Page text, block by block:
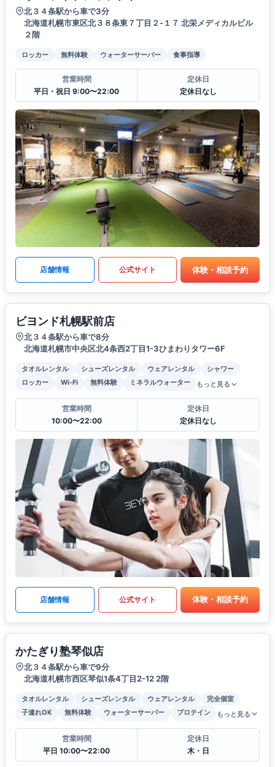
北３４条駅から車で3分
北海道札幌市東区北３８条東７丁目２-１７ 北栄メディカルビル
２階
ロッカー 無料体験 ウォーターサーバー 食事指導
営業時間
平日・祝日 9:00〜22:00
定休日
定休日なし
店舗情報 公式サイト 体験・相談予約
ビヨンド札幌駅前店
北３４条駅から車で8分
北海道札幌市中央区北4条西2丁目1-3ひまわりタワー6F
タオルレンタル シューズレンタル ウェアレンタル
シャワー
ロッカー
Wi-Fi 無料体験 ミネラルウォーター もっと見る
営業時間
10:00〜22:00
定休日
定休日なし
店舗情報 公式サイト 体験・相談予約
かたぎり塾琴似店
北３４条駅から車で9分
北海道札幌市西区琴似1条4丁目2-12 2階
タオルレンタル シューズレンタル ウェアレンタル
完全個室
子連れOK
無料体験 ウォーターサーバー プロテイン もっと見る
営業時間
平日 10:00〜22:00
定休日
木・日